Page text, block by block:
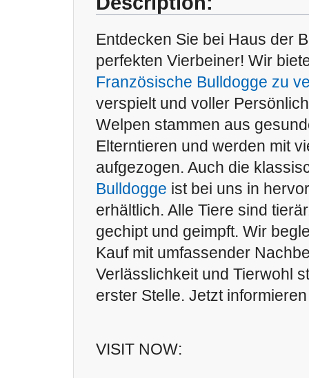
Entdecken Sie bei Haus der
perfekten Vierbeiner! Wir
Französische Bulldogge zu
verspielt und voller
Welpen stammen aus
Elterntieren und werden mit
aufgezogen. Auch die
Bulldogge ist bei uns in
erhältlich. Alle Tiere sind
gechipt und geimpft. Wir
Kauf mit umfassender
Verlässlichkeit und Tierwohl
erster Stelle. Jetzt
VISIT NOW: